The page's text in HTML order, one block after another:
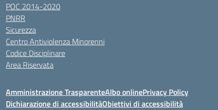
POC 2014-2020
PNRR
Sicurezza
Centro Antiviolenza Minorenni
Codice Disciplinare
Area Riservata
Amministrazione TrasparenteAlbo onlinePrivacy Policy
Dichiarazione di accessibilitàObiettivi di accessibilità